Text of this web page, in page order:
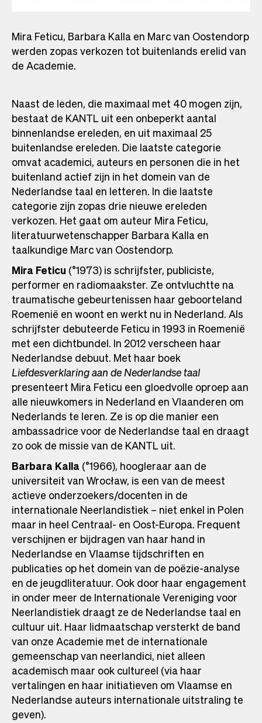
Mira Feticu, Barbara Kalla en Marc van Oostendorp
werden zopas verkozen tot buitenlands erelid van
de Academie.
Naast de leden, die maximaal met 40 mogen zijn,
bestaat de KANTL uit een onbeperkt aantal
binnenlandse ereleden, en uit maximaal 25
buitenlandse ereleden. Die laatste categorie
omvat academici, auteurs en personen die in het
buitenland actief zijn in het domein van de
Nederlandse taal en letteren. In die laatste
categorie zijn zopas drie nieuwe ereleden
verkozen. Het gaat om auteur Mira Feticu,
literatuurwetenschapper Barbara Kalla en
taalkundige Marc van Oostendorp.
Mira Feticu (°1973) is schrijfster, publiciste,
performer en radiomaakster. Ze ontvluchtte na
traumatische gebeurtenissen haar geboorteland
Roemenië en woont en werkt nu in Nederland. Als
schrijfster debuteerde Feticu in 1993 in Roemenië
met een dichtbundel. In 2012 verscheen haar
Nederlandse debuut. Met haar boek
Liefdesverklaring aan de Nederlandse taal
presenteert Mira Feticu een gloedvolle oproep aan
alle nieuwkomers in Nederland en Vlaanderen om
Nederlands te leren. Ze is op die manier een
ambassadrice voor de Nederlandse taal en draagt
zo ook de missie van de KANTL uit.
Barbara Kalla (°1966), hoogleraar aan de
universiteit van Wrocław, is een van de meest
actieve onderzoekers/docenten in de
internationale Neerlandistiek – niet enkel in Polen
maar in heel Centraal- en Oost-Europa. Frequent
verschijnen er bijdragen van haar hand in
Nederlandse en Vlaamse tijdschriften en
publicaties op het domein van de poëzie-analyse
en de jeugdliteratuur. Ook door haar engagement
in onder meer de Internationale Vereniging voor
Neerlandistiek draagt ze de Nederlandse taal en
cultuur uit. Haar lidmaatschap versterkt de band
van onze Academie met de internationale
gemeenschap van neerlandici, niet alleen
academisch maar ook cultureel (via haar
vertalingen en haar initiatieven om Vlaamse en
Nederlandse auteurs internationale uitstraling te
geven).